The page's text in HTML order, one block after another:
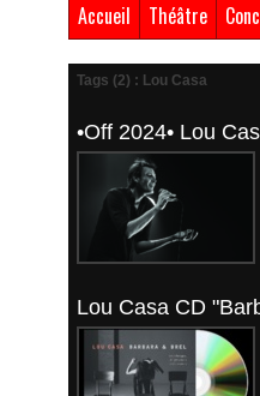
Accueil Théâtre
Tags (2) : Lou Casa
•Off 2024• Lou
Lou Casa CD